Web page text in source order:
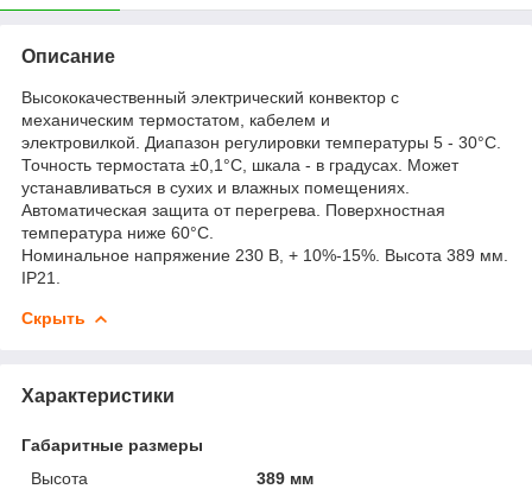
Описание
Высококачественный электрический конвектор с
механическим термостатом, кабелем и
электровилкой. Диапазон регулировки температуры 5 - 30°С.
Точность термостата ±0,1°С, шкала - в градусах. Может
устанавливаться в сухих и влажных помещениях.
Автоматическая защита от перегрева. Поверхностная
температура ниже 60°С.
Номинальное напряжение 230 В, + 10%-15%. Высота 389 мм.
IP21.
Скрыть
Характеристики
Габаритные размеры
Высота
389 мм